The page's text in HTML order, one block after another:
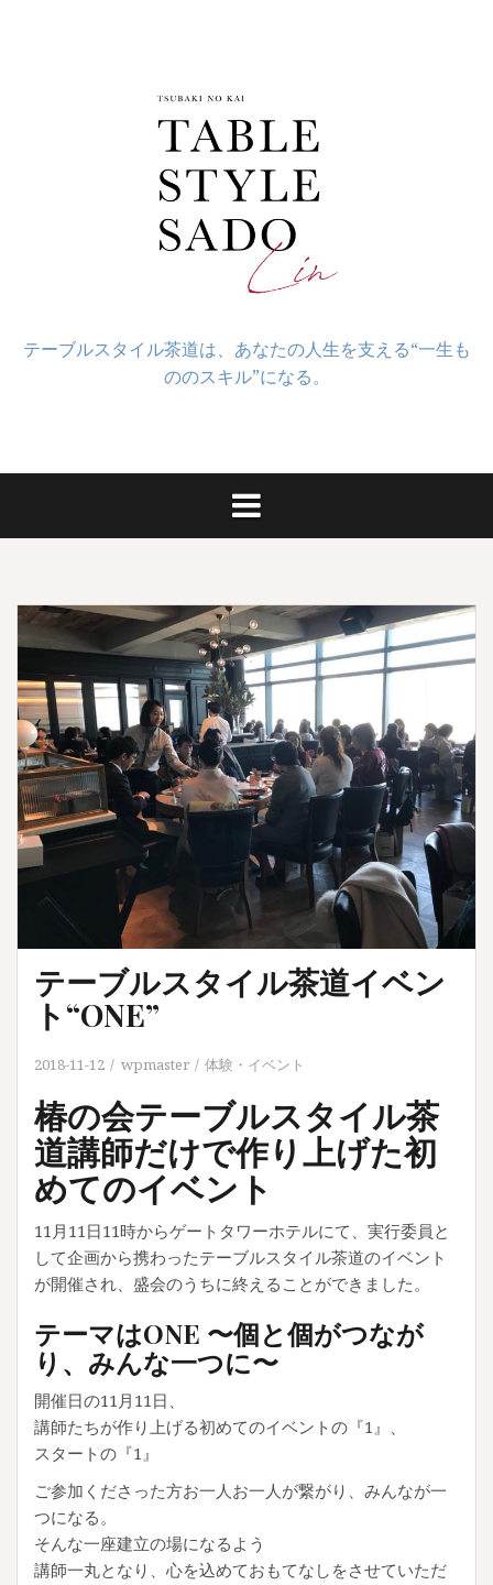
テーブルスタイル茶道は、あなたの人生を支える“一生も
ののスキル”になる。
テーブルスタイル茶道イベン
ト“ONE”
2018-11-12 wpmaster 体験・イベント
椿の会テーブルスタイル茶
道講師だけで作り上げた初
めてのイベント
11月11日11時からゲートタワーホテルにて、実行委員と
して企画から携わったテーブルスタイル茶道のイベント
が開催され、盛会のうちに終えることができました。
テーマはONE 〜個と個がつなが
り、みんな一つに〜
開催日の11月11日、
講師たちが作り上げる初めてのイベントの『1』、
スタートの『1』
ご参加くださった方お一人お一人が繋がり、みんなが一
つになる。
そんな一座建立の場になるよう
講師一丸となり、心を込めておもてなしをさせていただ